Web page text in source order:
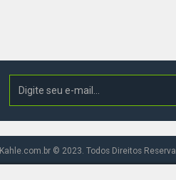
Kahle.com.br © 2023. Todos Direitos